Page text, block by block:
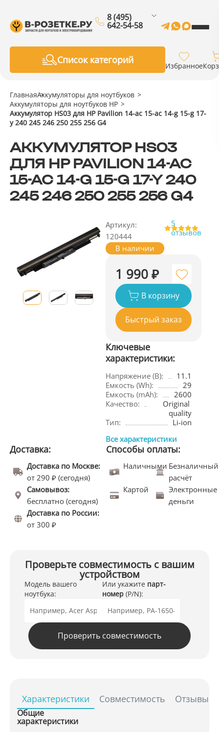
8 (495)
642-54-58
Список категорий
Избранное
ГлавнаяАккумуляторы для ноутбуков
Аккумуляторы для ноутбуков HP
Аккумулятор HS03 для HP Pavilion 14-ac 15-ac 14-g 15-g 17-
y 240 245 246 250 255 256 G4
АККУМУЛЯТОР HS03
ДЛЯ HP PAVILION 14-AC
15-AC 14-G 15-G 17-Y 240
245 246 250 255 256 G4
Артикул:
120444
В наличии
5
отзывов
1 990 ₽
В корзину
Быстрый заказ
Ключевые
характеристики:
Напряжение (В):
11.1
Емкость (Wh):
29
Емкость (mAh):
2600
Качество:
Original
quality
Тип:
Li-ion
Все характеристики
Доставка:
Доставка по Москве:
от 290 ₽ (сегодня)
Самовывоз:
бесплатно (сегодня)
Доставка по России:
от 300 ₽
Способы оплаты:
Наличными Безналичный
расчёт
Картой
Электронные
деньги
Проверьте совместимость с вашим
устройством
Модель вашего
ноутбука:
Или укажите парт-
номер (P/N):
Проверить совместимость
Характеристики Совместимость Отзывы
Общие
характеристики